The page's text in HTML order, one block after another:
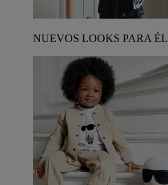
NUEVOS LOOKS PARA ÉL